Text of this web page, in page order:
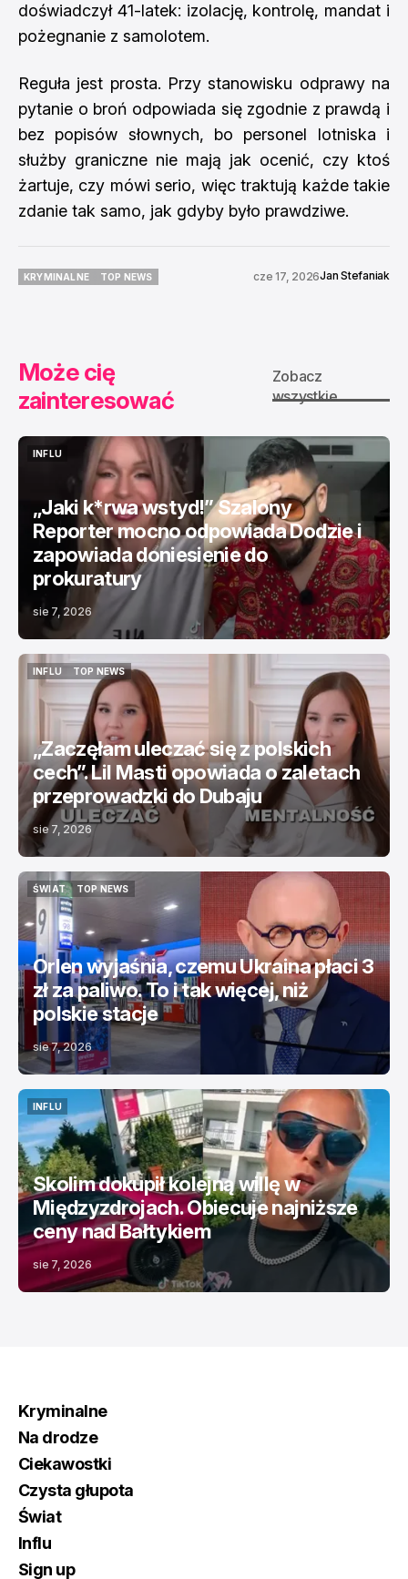
doświadczył 41-latek: izolację, kontrolę, mandat i
pożegnanie z samolotem.
Reguła jest prosta. Przy stanowisku odprawy na
pytanie o broń odpowiada się zgodnie z prawdą i
bez popisów słownych, bo personel lotniska i
służby graniczne nie mają jak ocenić, czy ktoś
żartuje, czy mówi serio, więc traktują każde takie
zdanie tak samo, jak gdyby było prawdziwe.
KRYMINALNE
TOP NEWS
cze 17, 2026Jan Stefaniak
Może cię
zainteresować
Zobacz
wszystkie
INFLU
„Jaki k*rwa wstyd!” Szalony
Reporter mocno odpowiada Dodzie i
zapowiada doniesienie do
prokuratury
sie 7, 2026
INFLU
INFLU
TOP NEWS
TOP NEWS
„Zaczęłam uleczać się z polskich
cech”. Lil Masti opowiada o zaletach
przeprowadzki do Dubaju
sie 7, 2026
ŚWIAT
ŚWIAT
TOP NEWS
Orlen wyjaśnia, czemu Ukraina płaci 3
zł za paliwo. To i tak więcej, niż
polskie stacje
sie 7, 2026
INFLU
INFLU
Skolim dokupił kolejną willę w
Międzyzdrojach. Obiecuje najniższe
ceny nad Bałtykiem
sie 7, 2026
Kryminalne
Na drodze
Ciekawostki
Czysta głupota
Świat
Influ
Sign up